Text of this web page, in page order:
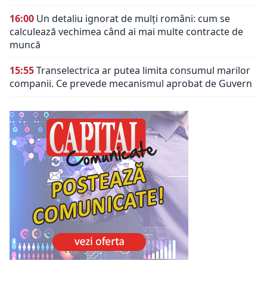
16:00 Un detaliu ignorat de mulți români: cum se
calculează vechimea când ai mai multe contracte de
muncă
15:55Transelectrica ar putea limita consumul marilor
companii. Ce prevede mecanismul aprobat de Guvern